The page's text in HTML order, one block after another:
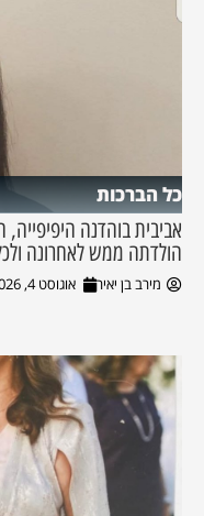
כל הברכות
אביבית בוהדנה
הולדתה ממש לאחרונה
מירב בן יאיר אוגוסט 4, 2026